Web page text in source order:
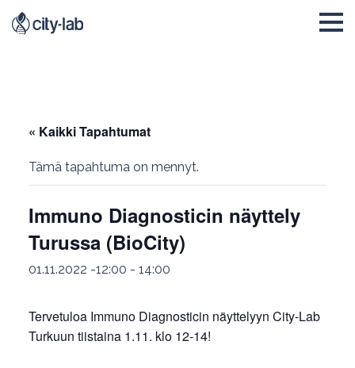
« Kaikki Tapahtumat
Tämä tapahtuma on mennyt.
Immuno Diagnosticin näyttely
Turussa (BioCity)
01.11.2022 -12:00 - 14:00
Tervetuloa Immuno Diagnosticin näyttelyyn City-Lab
Turkuun tiistaina 1.11. klo 12-14!